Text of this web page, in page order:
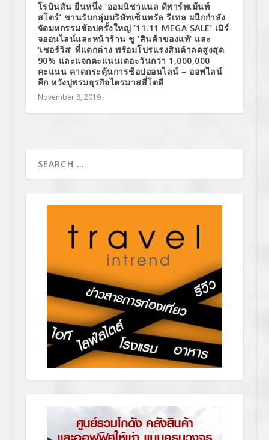
โรบินสัน ยืนหนึ่ง ‘ออมนิชาแนล ดีพาร์ทเม้นท์
สโตร์’ ขานรับกลุ่มบริษัทเซ็นทรัล รีเทล ผนึกกำลัง
จัดมหกรรมช้อปครั้งใหญ่ ’11.11 MEGA SALE’ เมิร์
จออนไลน์และหน้าร้าน ชู ‘สินค้าของแท้’ และ
‘เซอร์วิส’ ที่แตกต่าง พร้อมโปรแรงสินค้าลดสูงสุด
90% และแจกคะแนนเดอะวันกว่า 1,000,000
คะแนน คาดกระตุ้นการช้อปออนไลน์ – ออฟไลน์
คึก หวังปูพรมธุรกิจไตรมาสสี่โตดี
November 8, 2019